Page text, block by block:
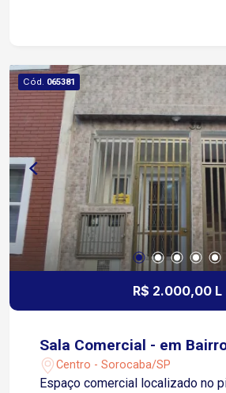
Cód. 065381
R$ 2.000,00 L
Sala Comercial - em
Centro - Sorocaba/SP
Espaço comercial localizado no